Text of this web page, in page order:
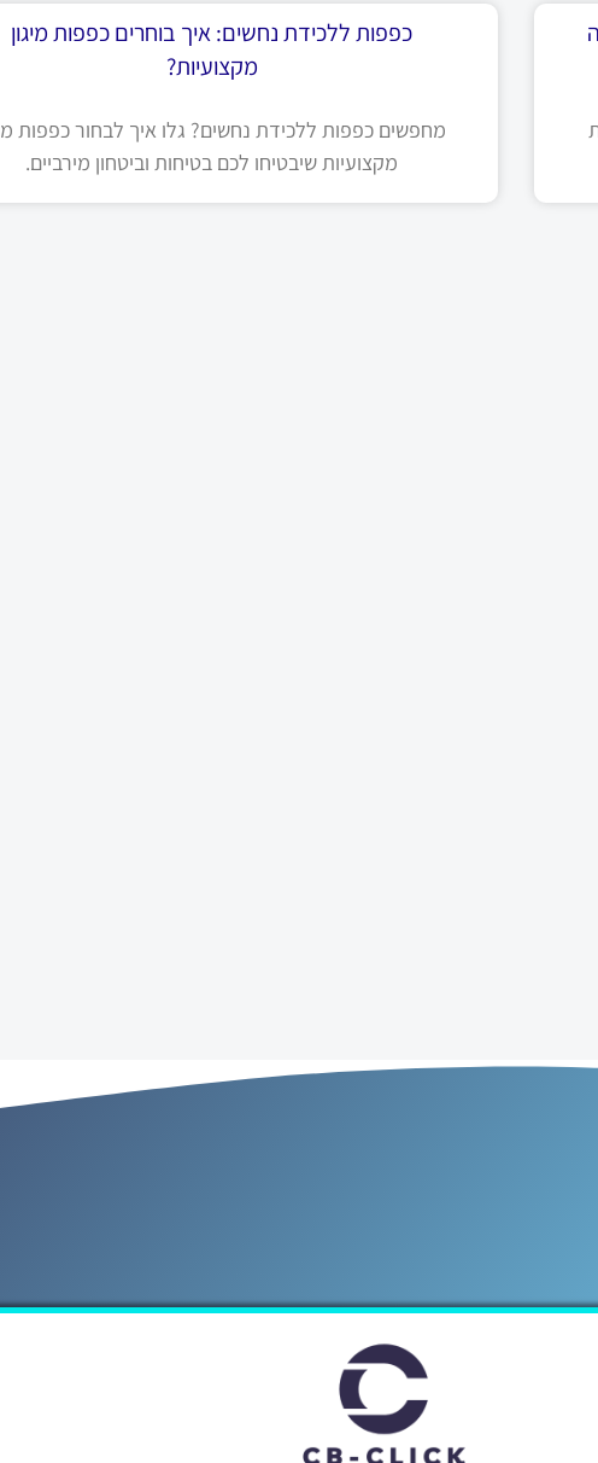
כפפות ללכידת נחשים: איך בוחרים כפפות מיגון
מקצועיות?
מחפשים כפפות ללכידת נחשים? גלו איך לבחור כפפות
מקצועיות שיבטיחו לכם בטיחות וביטחון מירביים.